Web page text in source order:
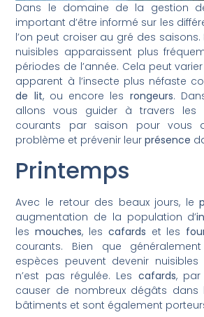
Dans le domaine de la gestion
important d’être informé sur les
l’on peut croiser au gré des saisons.
nuisibles apparaissent plus
périodes de l’année. Cela peut
apparent à l’insecte plus néfaste
de lit, ou encore les rongeurs.
allons vous guider à travers les
courants par saison pour vous
problème et prévenir leurprésence
Printemps
Avec le retour des beaux jours, le
augmentation de la population d’
lesmouches, les cafards et les
courants. Bien que
espèces peuvent devenir
n’est pas régulée. Les cafards, par
causer de nombreux dégâts dans
bâtiments et sont également